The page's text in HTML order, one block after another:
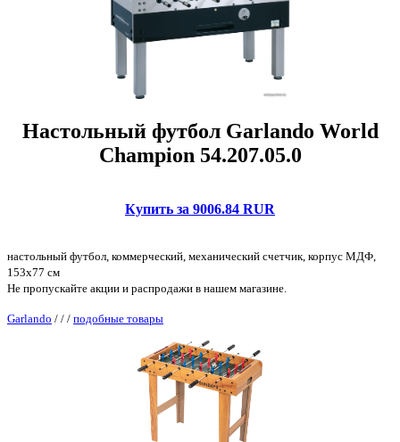
Настольный футбол Garlando World
Champion 54.207.05.0
Купить за 9006.84 RUR
настольный футбол, коммерческий, механический счетчик, корпус МДФ,
153x77 см
Не пропускайте акции и распродажи в нашем магазине.
Garlando / / / подобные товары